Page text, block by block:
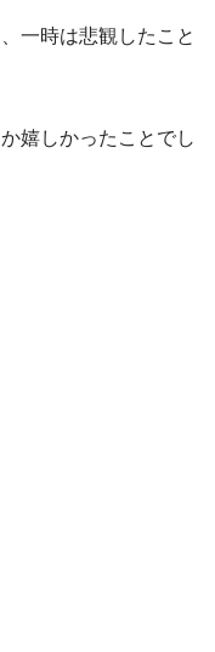
一時は悲観したこと
嬉しかったことでし